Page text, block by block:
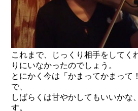
これまで、じっくり相手をしてく
りにいなかったのでしょう。
とにかく今は「かまってかまって
で、
しばらくは甘やかしてもいいかな
す。